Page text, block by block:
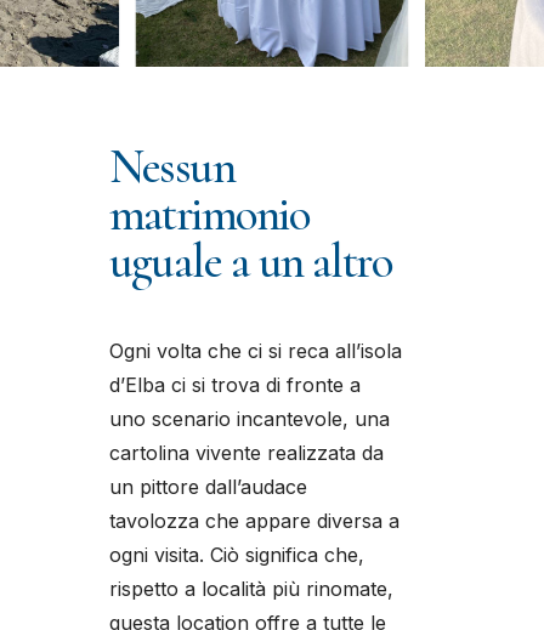
Nessun
matrimonio
uguale a un altro
Ogni volta che ci si reca all’isola
d’Elba ci si trova di fronte a
uno scenario incantevole, una
cartolina vivente realizzata da
un pittore dall’audace
tavolozza che appare diversa a
ogni visita. Ciò significa che,
rispetto a località più rinomate,
questa location offre a tutte le